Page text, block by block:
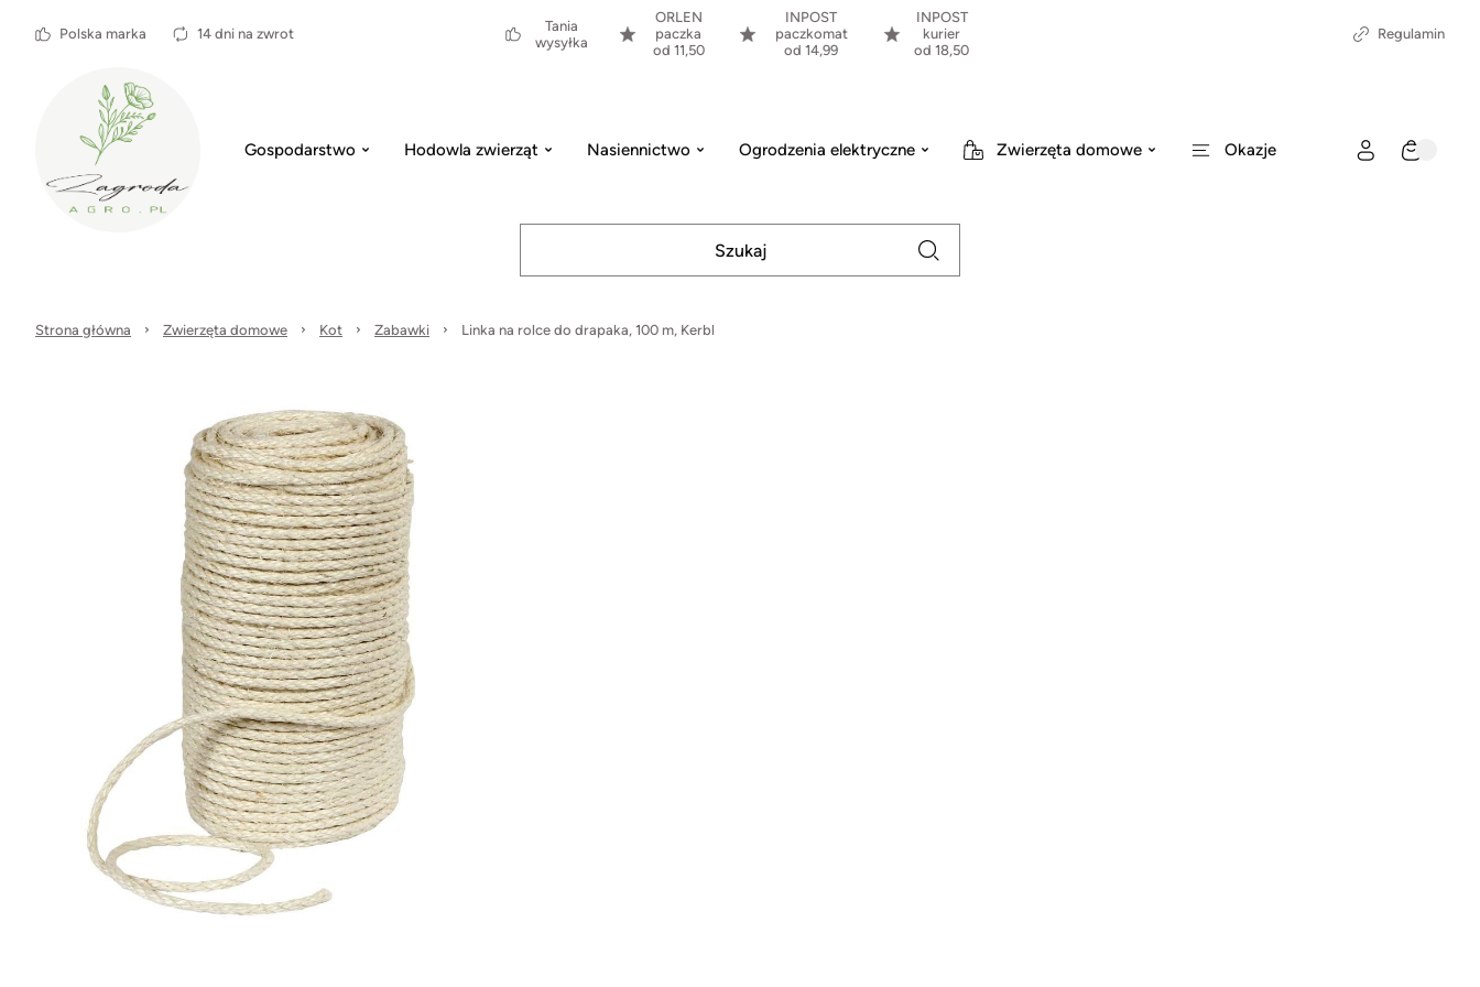
Polska marka 14 dni na zwrot
Tania
wysyłka
ORLEN
paczka
od 11,50
INPOST
paczkomat
od 14,99
INPOST
kurier
od 18,50
Regulamin
Gospodarstwo Hodowla zwierząt Nasiennictwo Ogrodzenia elektryczne Zwierzęta domowe Okazje
Strona główna Zwierzęta domowe Kot Zabawki Linka na rolce do drapaka, 100 m, Kerbl